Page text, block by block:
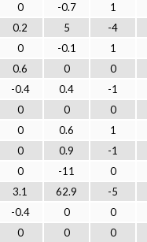
0 -0.7
1
0.2 5
-4
0 -0.1
1
0.6 0
0
-0.4 0.4
-1
0 0
0
0 0.6
1
0 0.9
-1
0 -11
0
3.1 62.9
-5
-0.4 0
0
0 0
0